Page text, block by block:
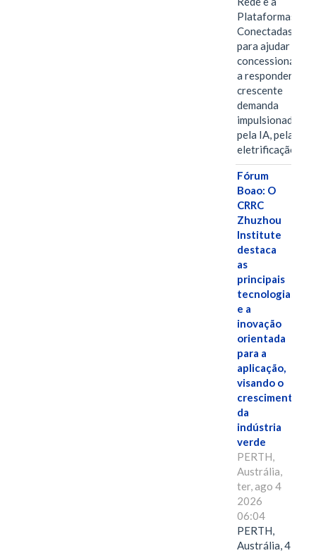
Plataformas
Conectadas
para ajudar as
concessionárias
a responder à
crescente
demanda
impulsionada
pela IA, pela
eletrificação…
Fórum
Boao: O
CRRC
Zhuzhou
Institute
destaca
as
principais
tecnologias
e a
inovação
orientada
para a
aplicação,
visando o
crescimento
da
indústria
verde
PERTH,
Austrália,
ter, ago 4
2026
06:04
PERTH,
Austrália, 4 de